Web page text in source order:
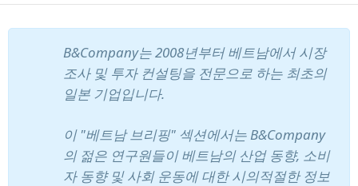
B&Company는 2008년부터 베트남에서 시장
조사 및 투자 컨설팅을 전문으로 하는 최초의
일본 기업입니다.
이 "베트남 브리핑" 섹션에서는 B&Company
의 젊은 연구원들이 베트남의 산업 동향, 소비
자 동향 및 사회 운동에 대한 시의적절한 정보
뉴스레터 구독